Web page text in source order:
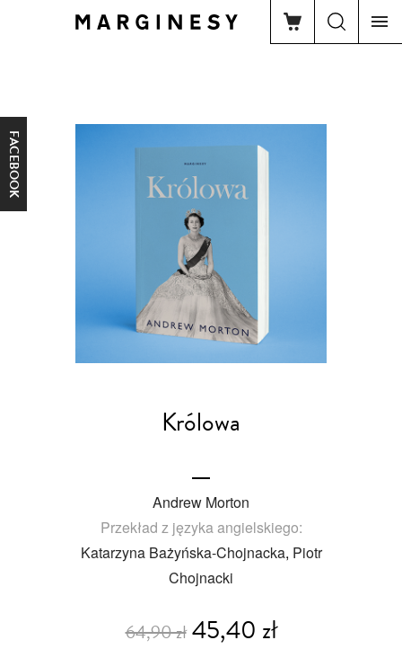
FACEBOOK
Królowa
Andrew Morton
Przekład z języka angielskiego:
Katarzyna Bażyńska-Chojnacka, Piotr
Chojnacki
64,90 zł45,40 zł